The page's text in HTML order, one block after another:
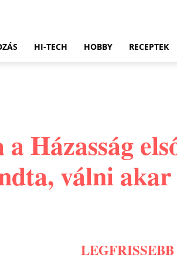
HI-TECH HOBBY RECEPTEK
Házasság
válni akar
LEGFRISSEBB